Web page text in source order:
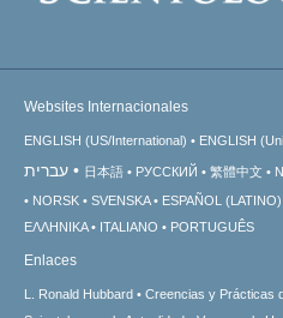
Websites Internacionales
ENGLISH (US/International) ENGLISH
עברית 日本語 РУССКИЙ 繁體中文
NORSK
SVENSKA ESPAÑOL (LATINO)
ΕΛΛΗΝΙΚA
ITALIANO PORTUGUÊS
Enlaces
L. Ronald Hubbard Creencias y Prácticas